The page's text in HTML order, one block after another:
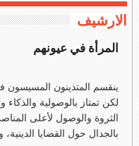
الارشيف
المرأة في عيونهم
ينقسم المتدينون المسيسون
لكن تمتاز بالوصولية
الثروة والوصول لأعلى
بالجدال حول القضايا